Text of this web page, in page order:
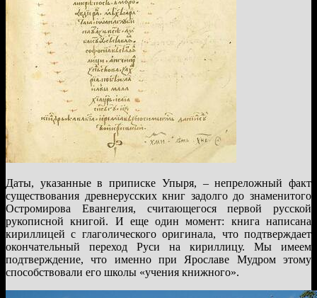
Даты, указанные в приписке Упыря, – непреложный факт
существования древнерусских книг задолго до знаменитого
Остромирова Евангелия, считающегося первой русской
рукописной книгой. И еще один момент: книга написана
кириллицей с глаголического оригинала, что подтверждает
окончательный переход Руси на кириллицу. Мы имеем
подтверждение, что именно при Ярославе Мудром этому
способствовали его школы «учения книжного».